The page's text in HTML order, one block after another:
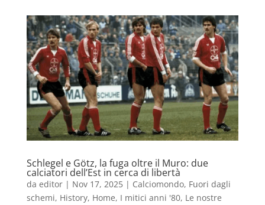
Schlegel e Götz, la fuga oltre il Muro: due
calciatori dell’Est in cerca di libertà
da editor| Nov 17, 2025| Calciomondo, Fuori dagli
schemi, History, Home, I mitici anni '80, Le nostre